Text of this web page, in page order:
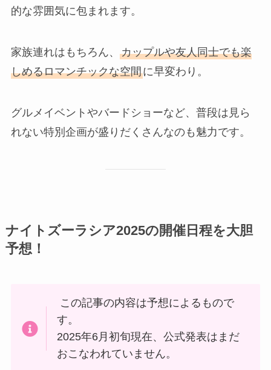
的な雰囲気に包まれます。
家族連れはもちろん、 カップルや友人同士でも楽
しめるロマンチックな空間に早変わり。
グルメイベントやバードショーなど、普段は見ら
れない特別企画が盛りだくさんなのも魅力です。
ナイトズーラシア2025の開催日程を大胆
予想！
この記事の内容は予想によるもので
す。
2025年6月初旬現在、公式発表はまだ
おこなわれていません。